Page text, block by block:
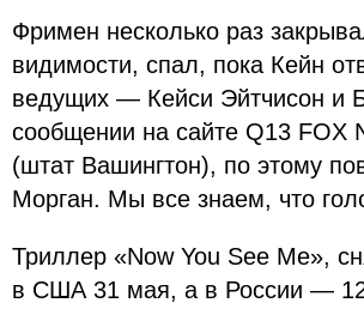
Фримен несколько раз
видимости, спал, пока Кейн
ведущих — Кейси Эйтчисон и
сообщении на сайте Q13 FOX
(штат Вашингтон), по этому
Морган. Мы все знаем, что
Триллер «Now You See Me»,
в США 31 мая, а в России —